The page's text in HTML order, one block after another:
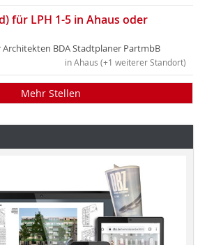
für LPH 1-5 in Ahaus oder
BDA Stadtplaner PartmbB
in Ahaus (+1 weiterer Standort)
Mehr Stellen